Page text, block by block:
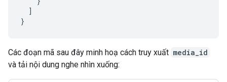
]
}
Các đoạn mã sau đây minh hoạ cách truy xuất media_id
và tải nội dung nghe nhìn xuống: